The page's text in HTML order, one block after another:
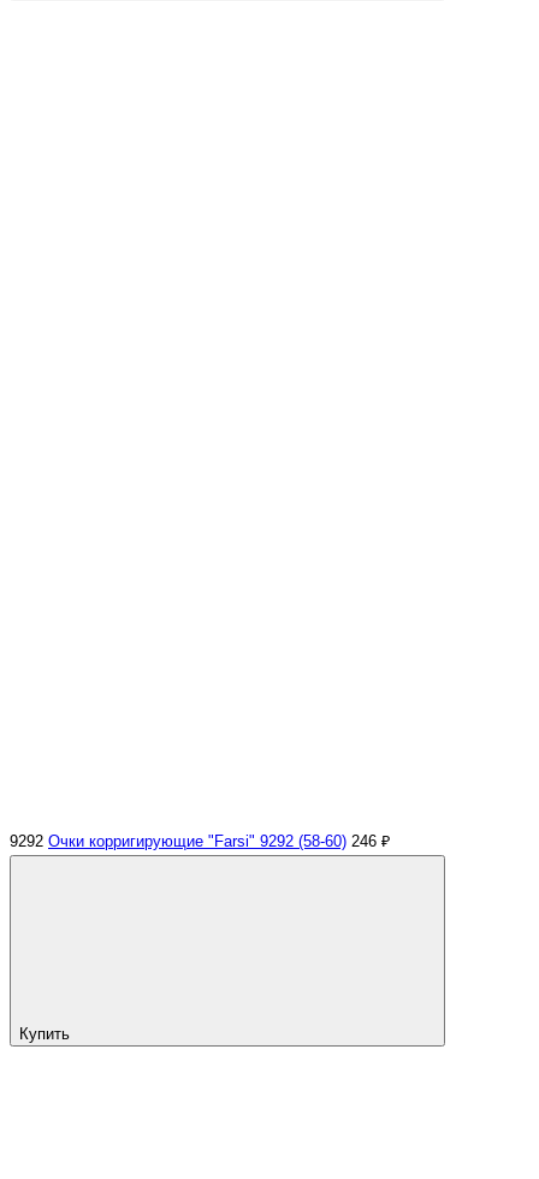
9292 Очки корригирующие "Farsi" 9292 (58-60) 246 ₽
Купить